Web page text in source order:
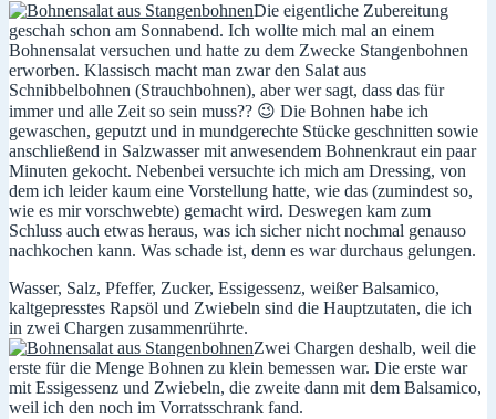
Die eigentliche Zubereitung
geschah schon am Sonnabend. Ich wollte mich mal an einem
Bohnensalat versuchen und hatte zu dem Zwecke Stangenbohnen
erworben. Klassisch macht man zwar den Salat aus
Schnibbelbohnen (Strauchbohnen), aber wer sagt, dass das für
immer und alle Zeit so sein muss?? 😉 Die Bohnen habe ich
gewaschen, geputzt und in mundgerechte Stücke geschnitten sowie
anschließend in Salzwasser mit anwesendem Bohnenkraut ein paar
Minuten gekocht. Nebenbei versuchte ich mich am Dressing, von
dem ich leider kaum eine Vorstellung hatte, wie das (zumindest so,
wie es mir vorschwebte) gemacht wird. Deswegen kam zum
Schluss auch etwas heraus, was ich sicher nicht nochmal genauso
nachkochen kann. Was schade ist, denn es war durchaus gelungen.
Wasser, Salz, Pfeffer, Zucker, Essigessenz, weißer Balsamico,
kaltgepresstes Rapsöl und Zwiebeln sind die Hauptzutaten, die ich
in zwei Chargen zusammenrührte.
Zwei Chargen deshalb, weil die
erste für die Menge Bohnen zu klein bemessen war. Die erste war
mit Essigessenz und Zwiebeln, die zweite dann mit dem Balsamico,
weil ich den noch im Vorratsschrank fand.